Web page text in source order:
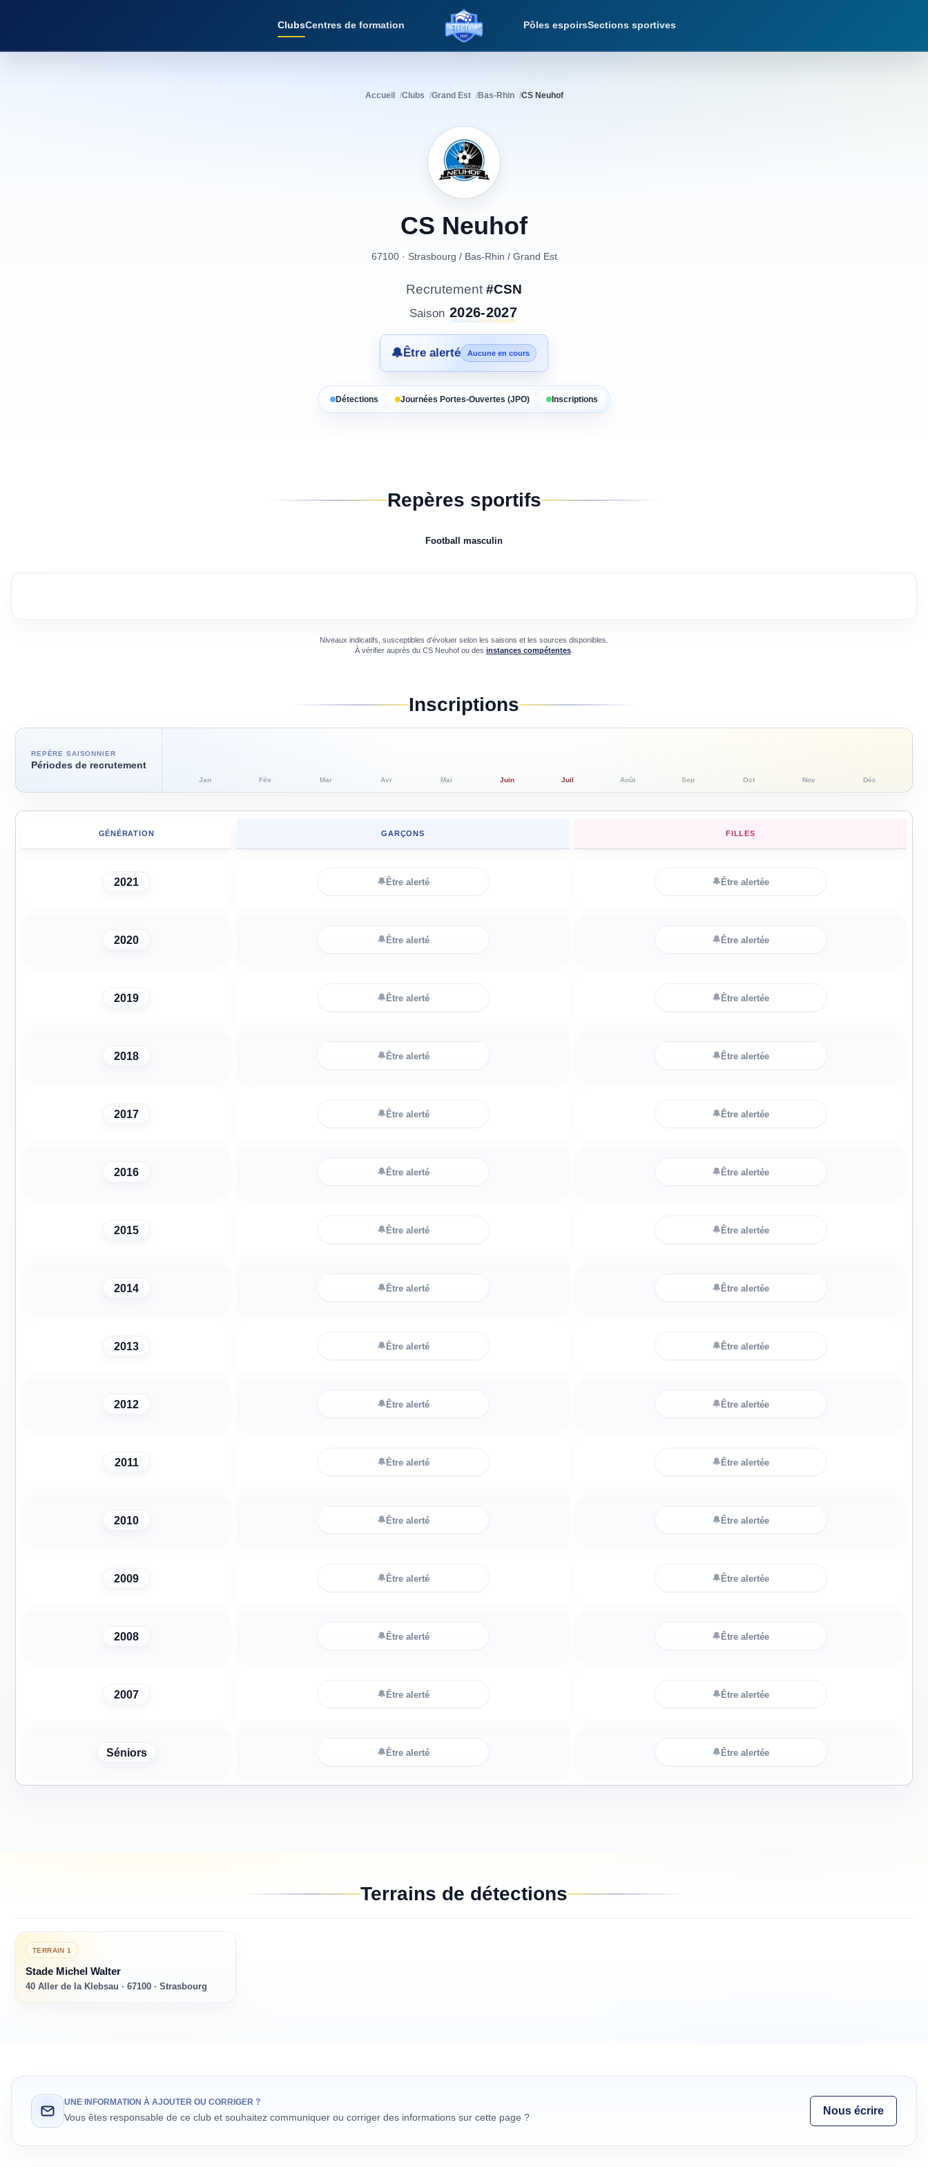
ClubsCentres de formation
Détections Foot
Pôles espoirsSections sportives
Accueil Clubs Grand Est Bas-Rhin CS Neuhof
CS Neuhof
67100 · Strasbourg / Bas-Rhin / Grand Est
Recrutement #CSN
Saison 2026-2027
🔔Être alerté Aucune en cours
Détections Journées Portes-Ouvertes (JPO) Inscriptions
Repères sportifs
Football masculin
Niveaux indicatifs, susceptibles d’évoluer selon les saisons et les sources disponibles.
À vérifier auprès du CS Neuhof ou des instances compétentes
Terrains de détections
TERRAIN1
Stade Michel Walter
40 Aller de la Klebsau · 67100 · Strasbourg
Inscriptions
REPÈRE SAISONNIER
Périodes de recrutement
Jan Fév Mar Avr Mai Juin Juil Août Sep Oct Nov Déc
GÉNÉRATION GARÇONS FILLES
2021 🔔Être alerté 🔔Être alertée
2020 🔔Être alerté 🔔Être alertée
2019 🔔Être alerté 🔔Être alertée
2018 🔔Être alerté 🔔Être alertée
2017 🔔Être alerté 🔔Être alertée
2016 🔔Être alerté 🔔Être alertée
2015 🔔Être alerté 🔔Être alertée
2014 🔔Être alerté 🔔Être alertée
2013 🔔Être alerté 🔔Être alertée
2012 🔔Être alerté 🔔Être alertée
2011 🔔Être alerté 🔔Être alertée
2010 🔔Être alerté 🔔Être alertée
2009 🔔Être alerté 🔔Être alertée
2008 🔔Être alerté 🔔Être alertée
2007 🔔Être alerté 🔔Être alertée
Séniors 🔔Être alerté 🔔Être alertée
UNE INFORMATION À AJOUTER OU CORRIGER ?
Vous êtes responsable de ce club et souhaitez communiquer ou corriger des informations sur cette page ?
Nous écrire